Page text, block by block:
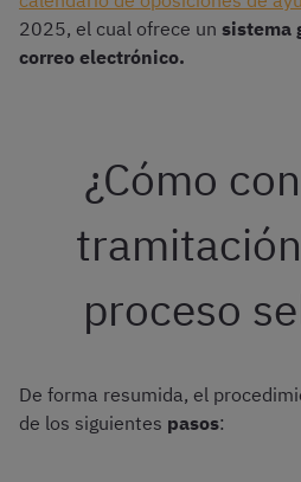
2025, el cual ofrece un sistema
correo electrónico.
¿Cómo
proceso
De forma resumida, el
de los siguientes pasos: